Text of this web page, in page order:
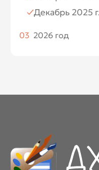
Декабрь 2025
03 2026 год
Июнь 2026
Июль 2026